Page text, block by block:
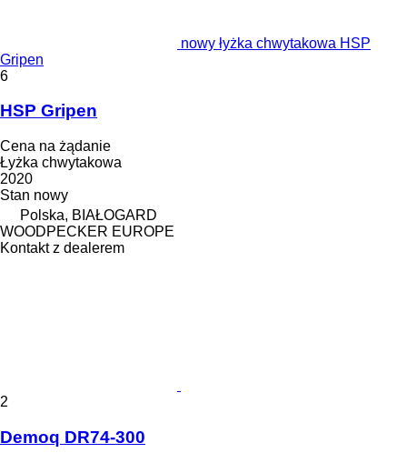
nowy łyżka chwytakowa HSP
Gripen
6
HSP Gripen
Cena na żądanie
Łyżka chwytakowa
2020
Stan nowy
Polska, BIAŁOGARD
WOODPECKER EUROPE
Kontakt z dealerem
2
Demoq DR74-300